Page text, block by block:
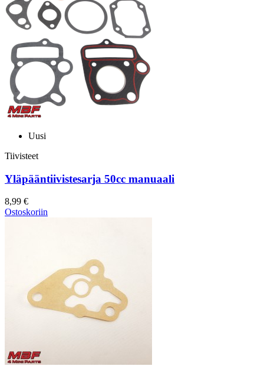
Uusi
Tiivisteet
Yläpääntiivistesarja 50cc manuaali
8,99 €
Ostoskoriin